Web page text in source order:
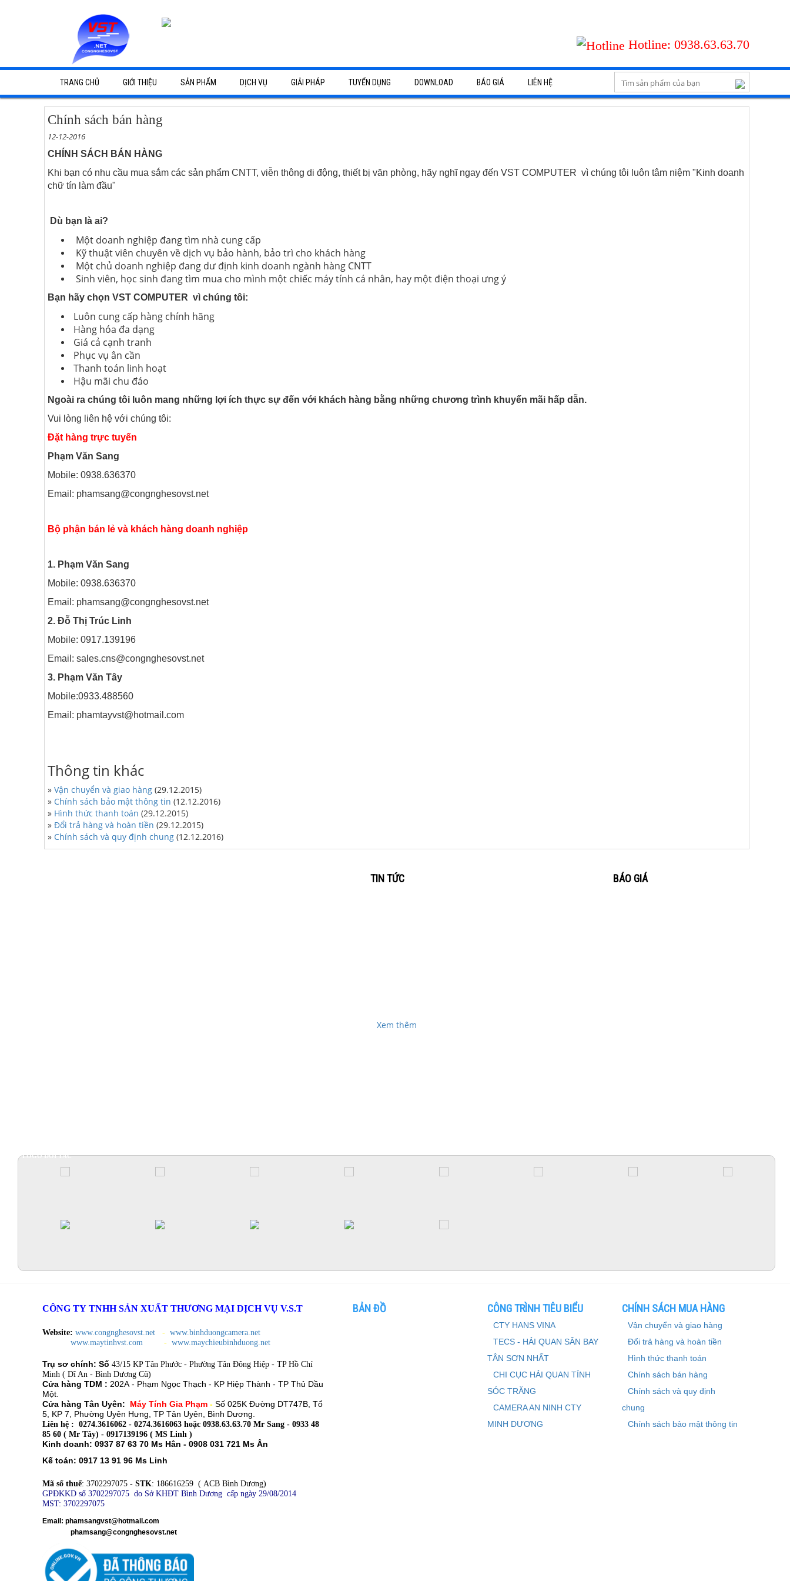
Hotline: 0938.63.63.70
TRANG CHỦ GIỚI THIỆU SẢN PHẨM
Camera Bình Dương
DỊCH VỤ
Lắp đặt camera Bình Dương
Giải pháp âm thanh - thi công hệ thống
âm thanh
GIẢI PHÁP TUYỂN DỤNG DOWNLOAD BÁO GIÁ LIÊN HỆ
Chính sách bán hàng
12-12-2016
CHÍNH SÁCH BÁN HÀNG
Khi bạn có nhu cầu mua sắm các sản phẩm CNTT, viễn thông di động, thiết bị văn phòng, hãy nghĩ ngay đến VST COMPUTER vì chúng tôi luôn tâm niệm "Kinh doanh
chữ tín làm đầu"
Dù bạn là ai?
Một doanh nghiệp đang tìm nhà cung cấp
Kỹ thuật viên chuyên về dịch vụ bảo hành, bảo trì cho khách hàng
Một chủ doanh nghiệp đang dư định kinh doanh ngành hàng CNTT
Sinh viên, học sinh đang tìm mua cho mình một chiếc máy tính cá nhân, hay một điện thoại ưng ý
Bạn hãy chọn VST COMPUTER vì chúng tôi:
Luôn cung cấp hàng chính hãng
Hàng hóa đa dạng
Giá cả cạnh tranh
Phục vụ ân cần
Thanh toán linh hoạt
Hậu mãi chu đáo
Ngoài ra chúng tôi luôn mang những lợi ích thực sự đến với khách hàng bằng những chương trình khuyến mãi hấp dẫn.
Vui lòng liên hệ với chúng tôi:
Đặt hàng trực tuyến
Phạm Văn Sang
Mobile: 0938.636370
Email: phamsang@congnghesovst.net
Bộ phận bán lẻ và khách hàng doanh nghiệp
1. Phạm Văn Sang
Mobile: 0938.636370
Email: phamsang@congnghesovst.net
2. Đỗ Thị Trúc Linh
Mobile: 0917.139196
Email: sales.cns@congnghesovst.net
3. Phạm Văn Tây
Mobile:0933.488560
Email: phamtayvst@hotmail.com
Thông tin khác
» Vận chuyển và giao hàng (29.12.2015)
» Chính sách bảo mật thông tin (12.12.2016)
» Hình thức thanh toán (29.12.2015)
» Đổi trả hàng và hoàn tiền (29.12.2015)
» Chính sách và quy định chung (12.12.2016)
TIN TỨC BÁO GIÁ
Xem thêm
LOGO ĐỐI TÁC
CÔNG TY TNHH SẢN XUẤT THƯƠNG MẠI DỊCH VỤ V.S.T
Website: www.congnghesovst.net - www.binhduongcamera.net
www.maytinhvst.com
- www.maychieubinhduong.net
Trụ sơ chính: Số 43/15 KP Tân Phước - Phường Tân Đông Hiệp - TP Hồ Chí
Minh ( Dĩ An - Bình Dương Cũ)
Cửa hàng TDM : 202A - Phạm Ngọc Thạch - KP Hiệp Thành - TP Thủ Dầu
Một.
Cửa hàng Tân Uyên: Máy Tính Gia Phạm - Số 025K Đường DT747B, Tổ
5, KP 7, Phường Uyên Hưng, TP Tân Uyên, Bình Dương.
Liên hệ : 0274.3616062 - 0274.3616063 hoặc 0938.63.63.70 Mr Sang - 0933 48
85 60 ( Mr Tây) - 0917139196 ( MS Linh )
Kinh doanh: 0937 87 63 70 Ms Hân - 0908 031 721 Ms Ân
Kế toán: 0917 13 91 96 Ms Linh
Mã số thuế: 3702297075 - STK: 186616259 ( ACB Bình Dương)
GPĐKKD số 3702297075 do Sở KHĐT Bình Dương cấp ngày 29/08/2014
MST: 3702297075
Email: phamsangvst@hotmail.com
phamsang@congnghesovst.net
BẢN ĐỒ CÔNG TRÌNH TIÊU BIỂU
CTY HANS VINA
TECS - HẢI QUAN SÂN BAY
TÂN SƠN NHẤT
CHI CỤC HẢI QUAN TỈNH
SÓC TRĂNG
CAMERA AN NINH CTY
MINH DƯƠNG
CHÍNH SÁCH MUA HÀNG
Vận chuyển và giao hàng
Đổi trả hàng và hoàn tiền
Hình thức thanh toán
Chính sách bán hàng
Chính sách và quy định
chung
Chính sách bảo mật thông tin